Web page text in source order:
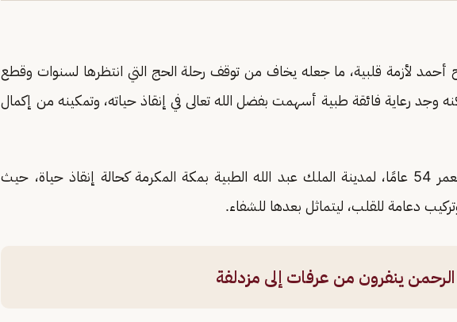
لأزمة قلبية، ما جعله يخاف من توقف رحلة الحج التي انتظرها لسنوات وقطع
وجد رعاية فائقة طبية أسهمت بفضل الله تعالى في إنقاذ حياته، وتمكينه من إكمال
ووصل الحاج البالغ من العمر 54 عامًا، لمدينة الملك عبد الله الطبية بمكة المكرمة كحالة إنقاذ حياة، حيث
دعامة للقلب، ليتماثل بعدها للشفاء.
ينفرون من عرفات إلى مزدلفة